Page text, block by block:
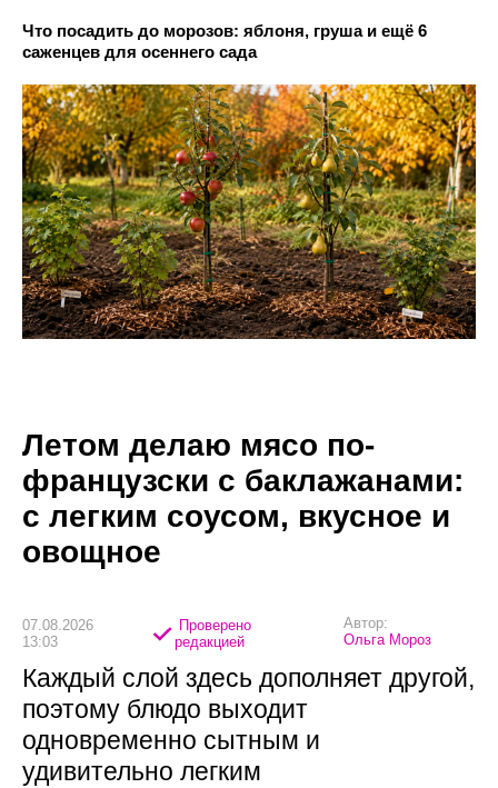
Что посадить до морозов: яблоня, груша и ещё 6
саженцев для осеннего сада
Летом делаю мясо по-
французски с баклажанами:
с легким соусом, вкусное и
овощное
07.08.2026
13:03
Проверено
редакцией
Автор:
Ольга Мороз
Каждый слой здесь дополняет другой,
поэтому блюдо выходит
одновременно сытным и
удивительно легким